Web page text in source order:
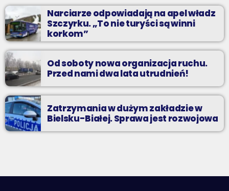
Narciarze odpowiadają na apel władz
Szczyrku. „To nie turyści są winni
korkom”
Od soboty nowa organizacja ruchu.
Przed nami dwa lata utrudnień!
Zatrzymania w dużym zakładzie w
Bielsku-Białej. Sprawa jest rozwojowa